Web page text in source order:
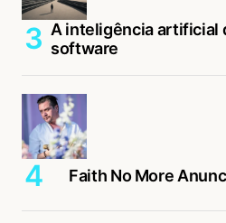
A inteligência artificial
software
Faith No More